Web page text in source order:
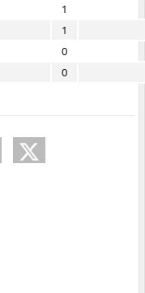
1
1
0
0